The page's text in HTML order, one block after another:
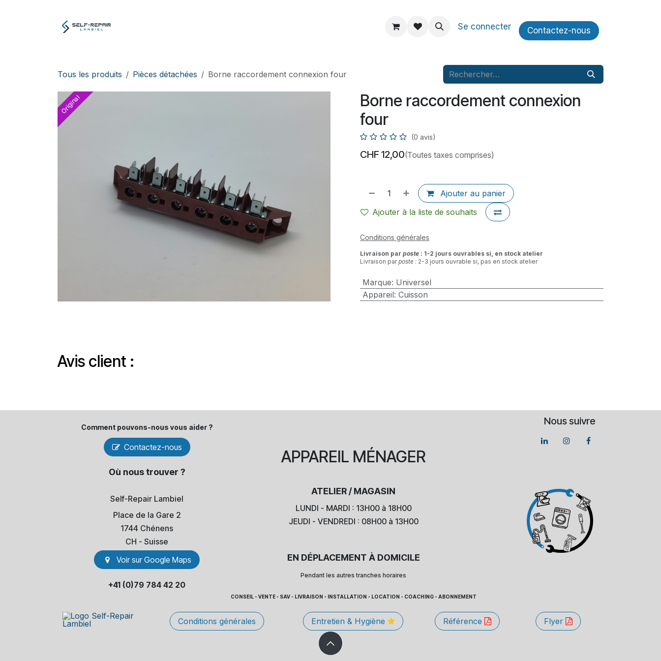
À propos Se connecter Contactez​​-nous
Tous les produits Pièces détachées Borne raccordement connexion four
Original
Borne raccordement connexion
four
(0 avis)
CHF 12,00(Toutes taxes comprises)
Ajouter au panier
Ajouter à la liste de souhaits
Conditions générales
Livraison par poste : 1-2 jours ouvrables si, en stock atelier
Livraison parposte : 2-3 jours ouvrable si, pas en stock atelier
Marque: Universel
Appareil: Cuisson
Avis client :
Nous suivre
Comment pouvons-​nous vous aider ?
Contactez-nous
Où nous trouver ?
Self-Repair Lambiel
Place de la Gare 2
1744 Chénens
​CH - Suisse
Voir sur Go​​ogle Maps
+41 (0)79 784 42 20
APPAREIL MÉNAGER
ATELIER / MAGASIN
LUNDI - MARDI : 13H00 à 18H00
JEUDI - VENDREDI : 08H00 à 13H00
EN DÉPLACEMENT À DOMICILE
Pendant les autres tranches horaires
CONSEIL - VENTE - SAV - LIVRAISON - INSTALLATION - LOCATION - COACHING - ABONNEMENT
Entretien & Hygiène Référence Flyer
Conditions générales